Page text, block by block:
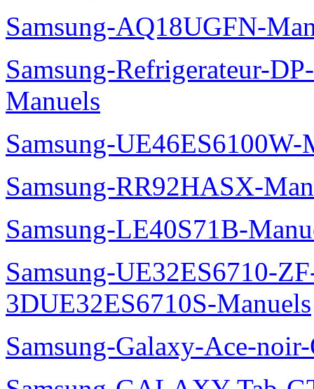
Samsung-AQ18UGFN-
Samsung-Refrigerateur-
Manuels
Samsung-UE46ES6100W-
Samsung-RR92HASX-
Samsung-LE40S71B-
Samsung-UE32ES6710-
3DUE32ES6710S-Manuels
Samsung-Galaxy-Ace-